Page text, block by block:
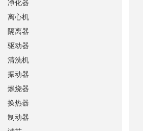
净化器
离心机
隔离器
驱动器
清洗机
振动器
燃烧器
换热器
制动器